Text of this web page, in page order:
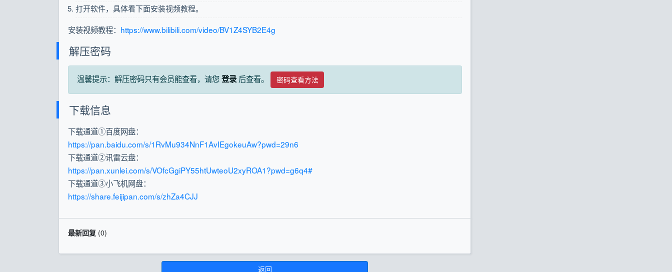
打开软件，具体看下面安装视频教程。
安装视频教程： https://www.bilibili.com/video/BV1Z4SYB2E4g
解压密码
温馨提示：解压密码只有会员能查看，请您登录 后查看。 密码查看方法
下载信息
下载通道①百度网盘：
https://pan.baidu.com/s/1RvMu934NnF1AvIEgokeuAw?pwd=29n6
下载通道②讯雷云盘：
https://pan.xunlei.com/s/VOfcGgiPY55htUwteoU2xyROA1?pwd=g6q4#
下载通道③小飞机网盘：
https://share.feijipan.com/s/zhZa4CJJ
最新回复(0)
返回